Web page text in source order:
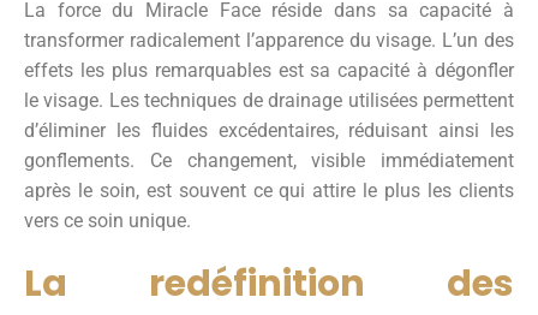
La force du Miracle Face réside dans sa capacité à
transformer radicalement l’apparence du visage. L’un des
effets les plus remarquables est sa capacité à dégonfler
le visage. Les techniques de drainage utilisées permettent
d’éliminer les fluides excédentaires, réduisant ainsi les
gonflements. Ce changement, visible immédiatement
après le soin, est souvent ce qui attire le plus les clients
vers ce soin unique.
La redéfinition des